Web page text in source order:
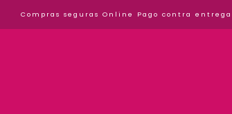
Compras seguras Online Pago contra entrega